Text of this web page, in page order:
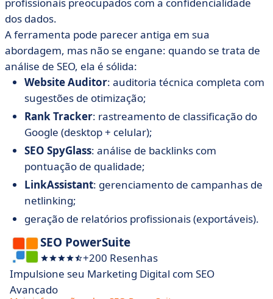
dos dados.
A ferramenta pode parecer antiga em sua
abordagem, mas não se engane: quando se trata de
análise de SEO, ela é sólida:
Website Auditor: auditoria técnica completa com
sugestões de otimização;
Rank Tracker: rastreamento de classificação do
Google (desktop + celular);
SEO SpyGlass: análise de backlinks com
pontuação de qualidade;
LinkAssistant: gerenciamento de campanhas de
netlinking;
geração de relatórios profissionais (exportáveis).
SEO PowerSuite
+200 Resenhas
Impulsione seu Marketing Digital com SEO
Avançado